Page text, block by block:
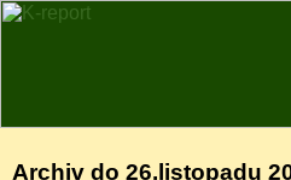
Archiv do 26.listopadu